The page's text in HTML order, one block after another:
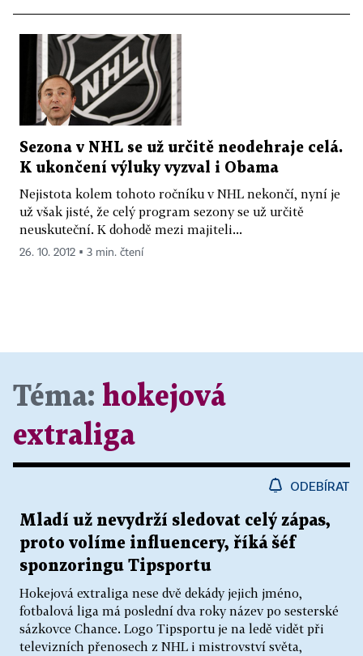
Sezona v NHL se už určitě neodehraje celá.
K ukončení výluky vyzval i Obama
Nejistota kolem tohoto ročníku v NHL nekončí, nyní je
už však jisté, že celý program sezony se už určitě
neuskuteční. K dohodě mezi majiteli...
26. 10. 2012 ▪ 3 min. čtení
Téma: hokejová
extraliga
ODEBÍRAT
Mladí už nevydrží sledovat celý zápas,
proto volíme influencery, říká šéf
sponzoringu Tipsportu
Hokejová extraliga nese dvě dekády jejich jméno,
fotbalová liga má poslední dva roky název po sesterské
sázkovce Chance. Logo Tipsportu je na ledě vidět při
televizních přenosech z NHL i mistrovství světa,